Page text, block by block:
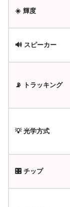
☀️ 輝度
🔊 スピーカー
📡 トラッキング
💡 光学方式
🎛️ チップ